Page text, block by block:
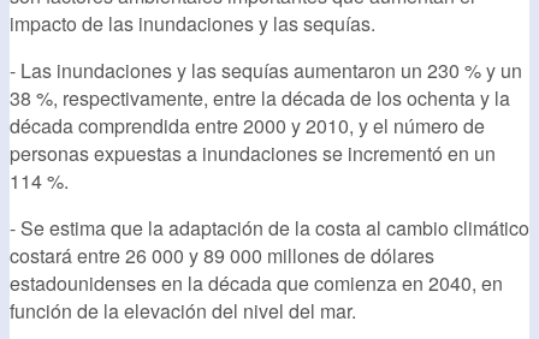
impacto de las inundaciones y las sequías.
- Las inundaciones y las sequías aumentaron un 230 % y un
38 %, respectivamente, entre la década de los ochenta y la
década comprendida entre 2000 y 2010, y el número de
personas expuestas a inundaciones se incrementó en un
114 %.
- Se estima que la adaptación de la costa al cambio climático
costará entre 26 000 y 89 000 millones de dólares
estadounidenses en la década que comienza en 2040, en
función de la elevación del nivel del mar.